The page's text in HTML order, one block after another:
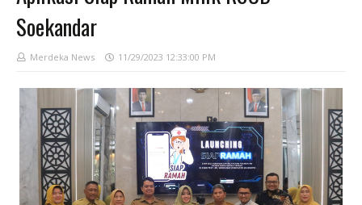
Soekandar
Merdeka News 11/29/2023 12:33:00 PM